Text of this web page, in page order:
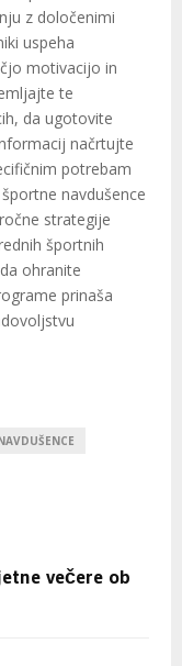
z določenimi
uspeha
motivacijo in
te
da ugotovite
načrtujte
potrebam
navdušence
strategije
športnih
ohranite
prinaša
večere ob